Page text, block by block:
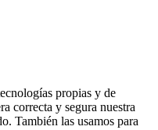
propias y de
correcta y segura nuestra
También las usamos para